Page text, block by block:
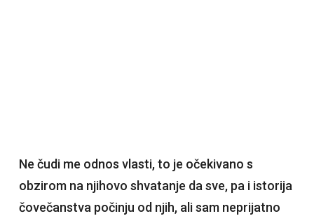
Ne čudi me odnos vlasti, to je očekivano s
obzirom na njihovo shvatanje da sve, pa i istorija
čovečanstva počinju od njih, ali sam neprijatno